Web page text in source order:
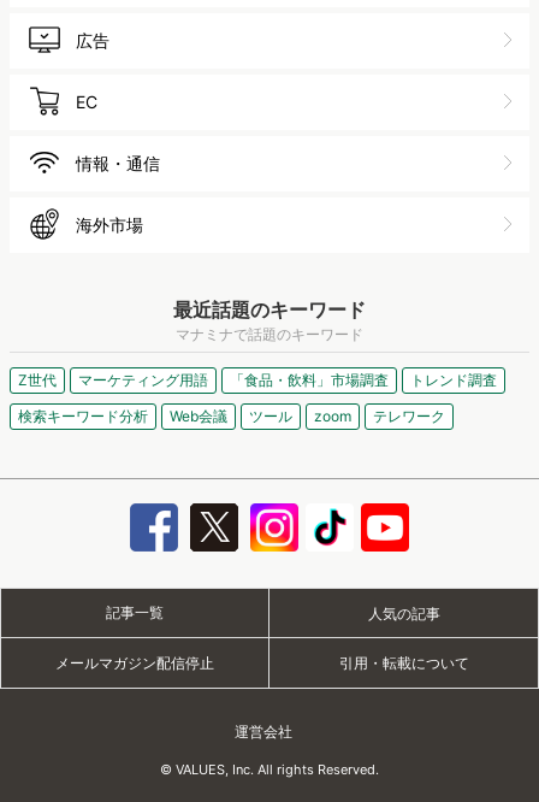
広告
EC
情報・通信
海外市場
最近話題のキーワード
マナミナで話題のキーワード
Z世代 マーケティング用語 「食品・飲料」市場調査
トレンド調査
検索キーワード分析
Web会議 ツール zoom テレワーク
記事一覧 人気の記事
メールマガジン配信停止 引用・転載について
運営会社
© VALUES, Inc. All rights Reserved.